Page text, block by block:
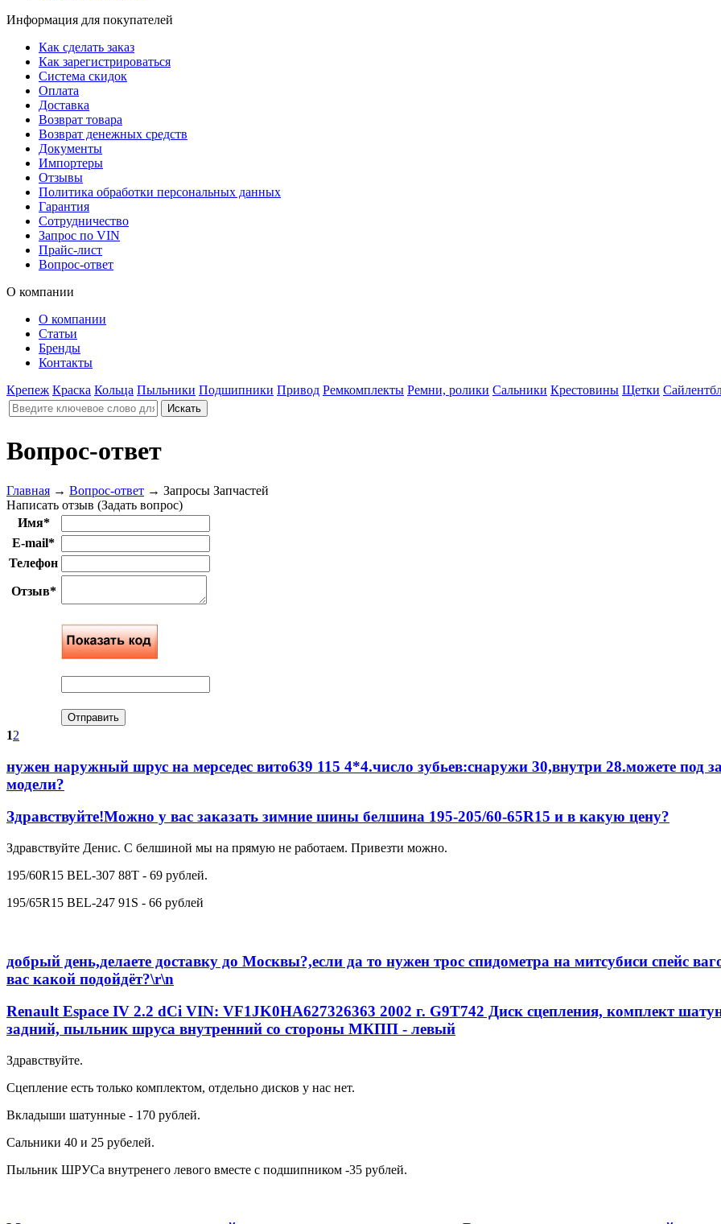
Информация для покупателей
Как сделать заказ
Как зарегистрироваться
Система скидок
Оплата
Доставка
Возврат товара
Возврат денежных средств
Документы
Импортеры
Отзывы
Политика обработки персональных данных
Гарантия
Сотрудничество
Запрос по VIN
Прайс-лист
Вопрос-ответ
О компании
О компании
Статьи
Бренды
Контакты
Крепеж Краска Кольца Пыльники Подшипники Привод Ремкомплекты Ремни, ролики Сальники Крестовины Щетки
Вопрос-ответ
Главная → Вопрос-ответ → Запросы Запчастей
Написать отзыв (Задать вопроc)
Имя*
E-mail*
Телефон
Отзыв*
12
нужен наружный шрус на мерседес вито639 115 4*4.число зубьев:снаружи 30,внутри 28.можете под
модели?
Здравствуйте!Можно у вас заказать зимние шины белшина 195-205/60-65R15 и в какую цену?
Здравствуйте Денис. С белшиной мы на прямую не работаем. Привезти можно.
195/60R15 BEL-307 88T - 69 рублей.
195/65R15 BEL-247 91S - 66 рублей
добрый день,делаете доставку до Москвы?,если да то нужен трос спидометра на митсубиси спейс
вас какой подойдёт?\r\n
Renault Espace IV 2.2 dCi VIN: VF1JK0HA627326363 2002 г. G9T742 Диск сцепления, комплект
задний, пыльник шруса внутренний со стороны МКПП - левый
Здравствуйте.
Сцепление есть только комплектом, отдельно дисков у нас нет.
Вкладыши шатунные - 170 рублей.
Сальники 40 и 25 рубелей.
Пыльник ШРУСа внутренего левого вместе с подшипником -35 рублей.